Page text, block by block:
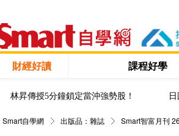
財經好讀 課程好學
林昇傳授5分鐘鎖定當沖強勢股！
Smart自學網 出版品：雜誌 Smart智富月刊